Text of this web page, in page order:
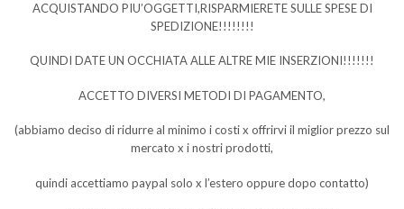
ACQUISTANDO PIU’OGGETTI,RISPARMIERETE SULLE SPESE DI
SPEDIZIONE!!!!!!!!
QUINDI DATE UN OCCHIATA ALLE ALTRE MIE INSERZIONI!!!!!!!
ACCETTO DIVERSI METODI DI PAGAMENTO,
(abbiamo deciso di ridurre al minimo i costi x offrirvi il miglior prezzo sul
mercato x i nostri prodotti,
quindi accettiamo paypal solo x l’estero oppure dopo contatto)